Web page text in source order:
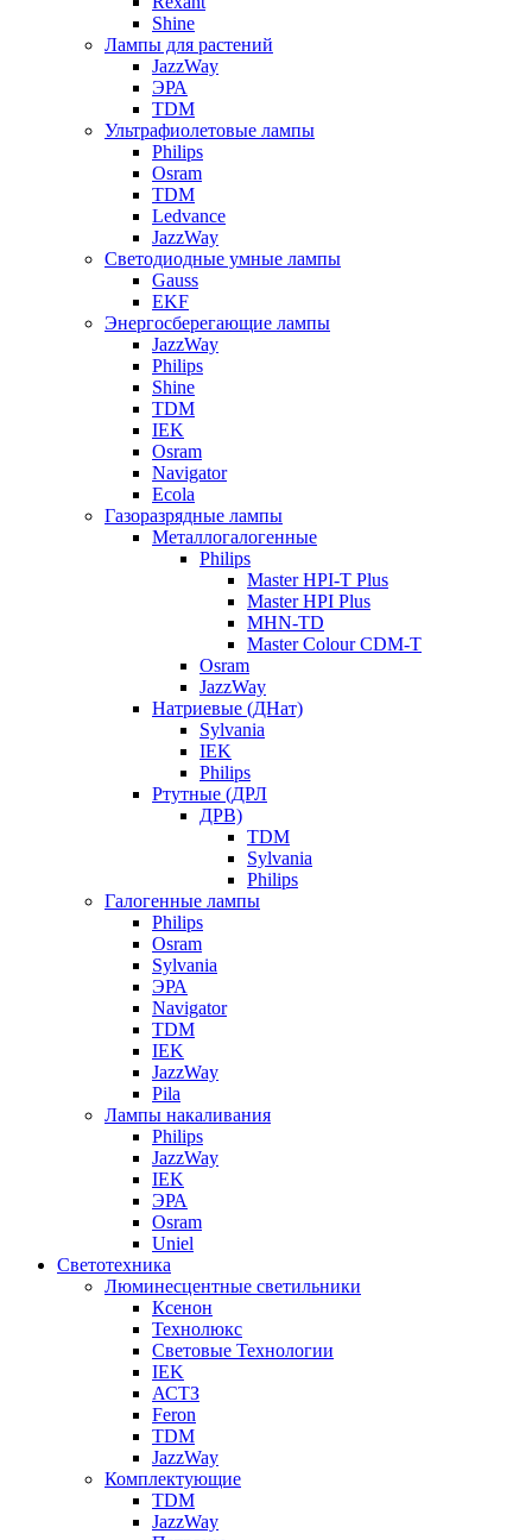
Shine
Лампы для растений
JazzWay
ЭРА
TDM
Ультрафиолетовые лампы
Philips
Osram
TDM
Ledvance
JazzWay
Светодиодные умные лампы
Gauss
EKF
Энергосберегающие лампы
JazzWay
Philips
Shine
TDM
IEK
Osram
Navigator
Ecola
Газоразрядные лампы
Металлогалогенные
Philips
Master HPI-T Plus
Master HPI Plus
MHN-TD
Master Colour CDM-T
Osram
JazzWay
Натриевые (ДНат)
Sylvania
IEK
Philips
Ртутные (ДРЛ
ДРВ)
TDM
Sylvania
Philips
Галогенные лампы
Philips
Osram
Sylvania
ЭРА
Navigator
TDM
IEK
JazzWay
Pila
Лампы накаливания
Philips
JazzWay
IEK
ЭРА
Osram
Uniel
Светотехника
Люминесцентные светильники
Ксенон
Технолюкс
Световые Технологии
IEK
АСТЗ
Feron
TDM
JazzWay
Комплектующие
TDM
JazzWay